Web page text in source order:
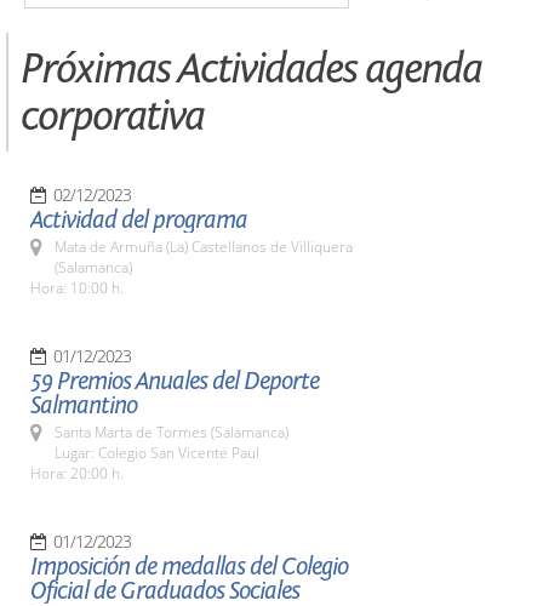
Próximas Actividades agenda
corporativa
02/12/2023
Actividad del programa
Mata de Armuña (La) Castellanos de Villiquera
(Salamanca)
Hora: 10:00 h.
01/12/2023
59 Premios Anuales del Deporte
Salmantino
Santa Marta de Tormes (Salamanca)
Lugar: Colegio San Vicente Paul
Hora: 20:00 h.
01/12/2023
Imposición de medallas del Colegio
Oficial de Graduados Sociales